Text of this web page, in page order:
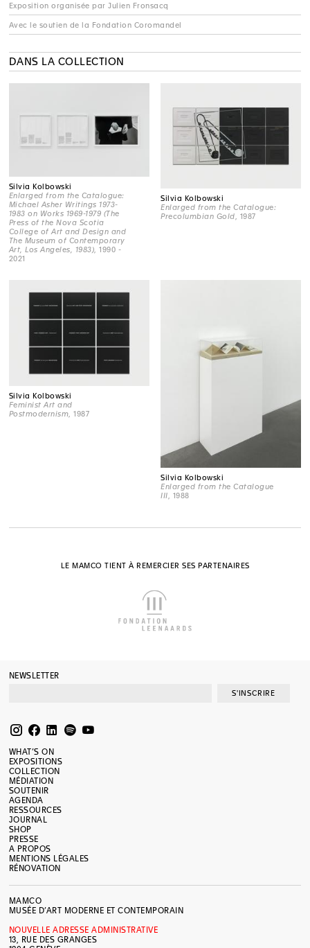
Exposition organisée par Julien Fronsacq
Avec le soutien de la Fondation Coromandel
DANS LA COLLECTION
Silvia Kolbowski
Enlarged from the Catalogue:
Michael Asher Writings 1973-
1983 on Works 1969-1979 (The
Press of the Nova Scotia
College of Art and Design and
The Museum of Contemporary
Art, Los Angeles, 1983) , 1990 -
2021
Silvia Kolbowski
Enlarged from the Catalogue:
Precolumbian Gold , 1987
Silvia Kolbowski
Feminist Art and
Postmodernism , 1987
Silvia Kolbowski
Enlarged from the Catalogue
III , 1988
LE MAMCO TIENT À REMERCIER SES PARTENAIRES
NEWSLETTER
S'INSCRIRE
WHAT’S ON
EXPOSITIONS
COLLECTION
MÉDIATION
SOUTENIR
AGENDA
RESSOURCES
JOURNAL
SHOP
PRESSE
A PROPOS
MENTIONS LÉGALES
RÉNOVATION
MAMCO
MUSÉE D’ART MODERNE ET CONTEMPORAIN
NOUVELLE ADRESSE ADMINISTRATIVE
13, RUE DES GRANGES